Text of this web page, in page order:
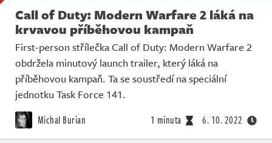
Call of Duty: Modern Warfare 2 láká na
krvavou příběhovou kampaň
First-person střílečka Call of Duty: Modern Warfare 2
obdržela minutový launch trailer, který láká na
příběhovou kampaň. Ta se soustředí na speciální
jednotku Task Force 141.
Michal Burian 1 minuta 6. 10. 2022